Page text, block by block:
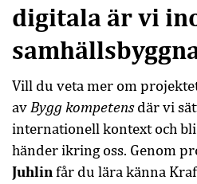
digitala är vi
Vill du veta mer om
av Bygg kompetensdär vi
internationell kontext och
händer ikring oss. Genom
Juhlin får du lära känna